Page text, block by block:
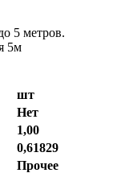
5 метров.
5м
шт
Нет
1,00
0,61829
Прочее